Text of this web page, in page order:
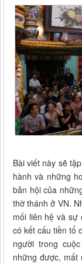
Bài viết này sẽ
hành và những
bản hội của
thờ thánh ở VN.
mối liên hệ và sự
có kết cấu tiền tổ
người trong
những được, mất